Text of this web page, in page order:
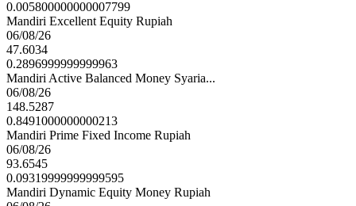
0.005800000000007799
Mandiri Excellent Equity Rupiah
06/08/26
47.6034
0.2896999999999963
Mandiri Active Balanced Money Syaria...
06/08/26
148.5287
0.8491000000000213
Mandiri Prime Fixed Income Rupiah
06/08/26
93.6545
0.09319999999999595
Mandiri Dynamic Equity Money Rupiah